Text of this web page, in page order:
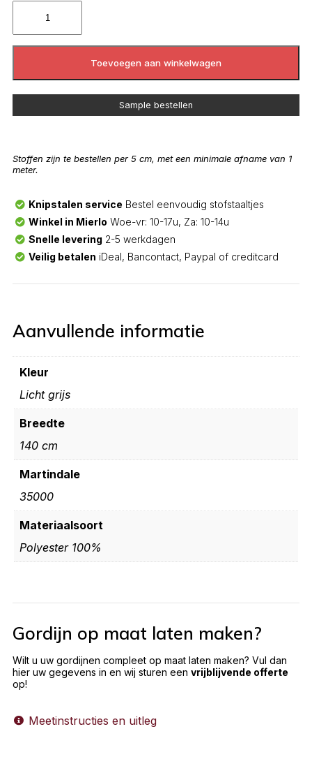
Toevoegen aan winkelwagen
Sample bestellen
Stoffen zijn te bestellen per 5 cm, met een minimale afname van 1
meter.
Knipstalen service Bestel eenvoudig stofstaaltjes
Winkel in Mierlo Woe-vr: 10-17u, Za: 10-14u
Snelle levering 2-5 werkdagen
Veilig betalen iDeal, Bancontact, Paypal of creditcard
Aanvullende informatie
Kleur
Licht grijs
Breedte
140 cm
Martindale
35000
Materiaalsoort
Polyester 100%
Gordijn op maat laten maken?
Wilt u uw gordijnen compleet op maat laten maken? Vul dan
hier uw gegevens in en wij sturen een vrijblijvende offerte
op!
Meetinstructies en uitleg